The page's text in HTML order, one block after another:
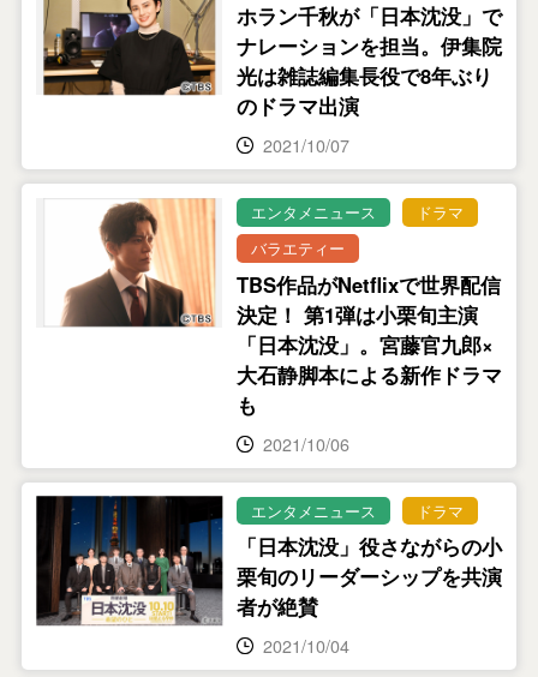
ホラン千秋が「日本沈没」で
ナレーションを担当。伊集院
光は雑誌編集長役で8年ぶり
のドラマ出演
2021/10/07
エンタメニュース
ドラマ
バラエティー
TBS作品がNetflixで世界配信
決定！ 第1弾は小栗旬主演
「日本沈没」。宮藤官九郎×
大石静脚本による新作ドラマ
も
2021/10/06
エンタメニュース ドラマ
「日本沈没」役さながらの小
栗旬のリーダーシップを共演
者が絶賛
2021/10/04